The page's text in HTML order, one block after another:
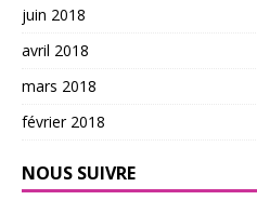
juin 2018
avril 2018
mars 2018
février 2018
NOUS SUIVRE